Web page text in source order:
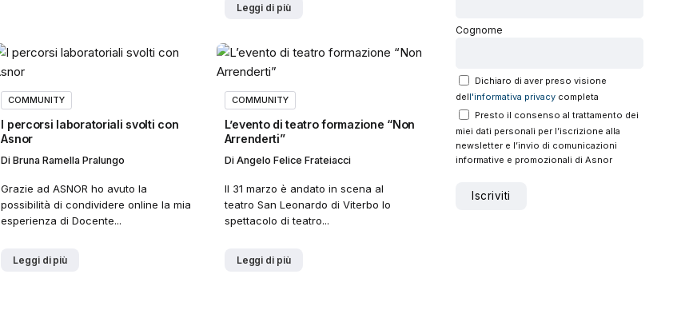
Leggi di più
COMMUNITY
I percorsi laboratoriali svolti con
Asnor
Di Bruna Ramella Pralungo
Grazie ad ASNOR ho avuto la
possibilità di condividere online la mia
esperienza di Docente...
Leggi di più
COMMUNITY
L’evento di teatro formazione “Non
Arrenderti”
Di Angelo Felice Frateiacci
Il 31 marzo è andato in scena al
teatro San Leonardo di Viterbo lo
spettacolo di teatro...
Leggi di più
Cognome
Dichiaro di aver preso visione
dell'informativa privacy completa
Presto il consenso al trattamento dei
miei dati personali per l’iscrizione alla
newsletter e l’invio di comunicazioni
informative e promozionali di Asnor